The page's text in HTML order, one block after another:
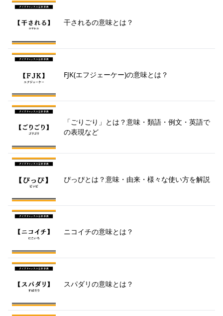
干されるの意味とは？
FJK(エフジェーケー)の意味とは？
「ごりごり」とは？意味・類語・例文・英語で
の表現など
ぴっぴとは？意味・由来・様々な使い方を解説
ニコイチの意味とは？
スパダリの意味とは？